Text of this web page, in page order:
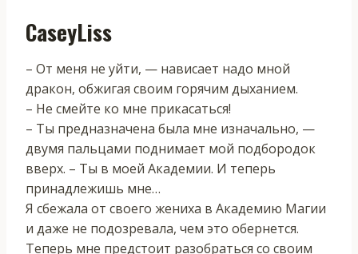
CaseyLiss
– От меня не уйти, — нависает надо мной
дракон, обжигая своим горячим дыханием.
– Не смейте ко мне прикасаться!
– Ты предназначена была мне изначально, —
двумя пальцами поднимает мой подбородок
вверх. – Ты в моей Академии. И теперь
принадлежишь мне…
Я сбежала от своего жениха в Академию Магии
и даже не подозревала, чем это обернется.
Теперь мне предстоит разобраться со своим